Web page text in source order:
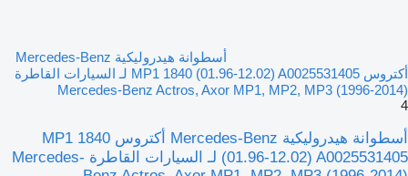
أسطوانة هيدروليكية Mercedes-Benz
أكتروس MP1 1840 (01.96-12.02) A0025531405 لـ السيارات القاطرة
Mercedes-Benz Actros, Axor MP1, MP2, MP3 (1996-2014)
4
أسطوانة هيدروليكية Mercedes-Benz أكتروس MP1 1840
(01.96-12.02) A0025531405 لـ السيارات القاطرة Mercedes-